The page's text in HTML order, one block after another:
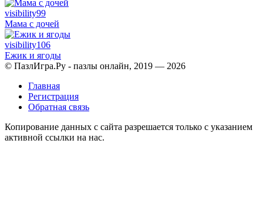
visibility99
Мама с дочей
visibility106
Ежик и ягоды
© ПазлИгра.Ру - пазлы онлайн, 2019 — 2026
Главная
Регистрация
Обратная связь
Копирование данных с сайта разрешается только с указанием
активной ссылки на нас.